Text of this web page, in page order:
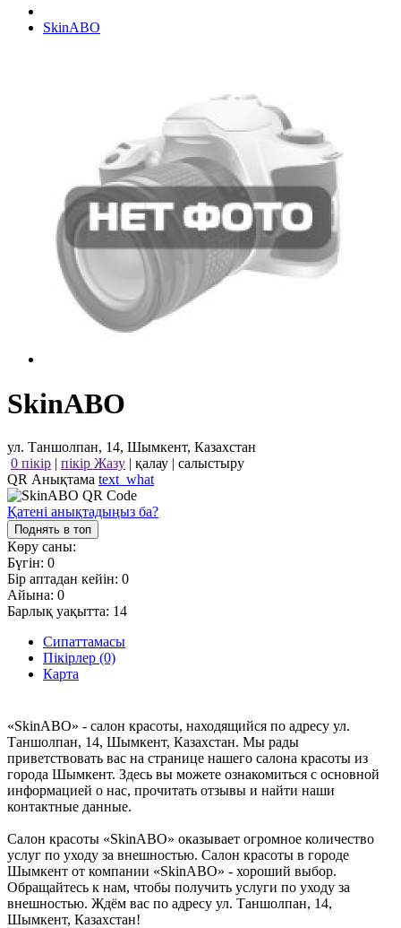
SkinABO
SkinABO
ул. Таншолпан, 14, Шымкент, Казахстан
0 пікір | пікір Жазу | қалау | салыстыру
QR Анықтама text_what
Қатені анықтадыңыз ба?
Поднять в топ
Көру саны:
Бүгін: 0
Бір аптадан кейін: 0
Айына: 0
Барлық уақытта: 14
Сипаттамасы
Пікірлер (0)
Карта
«SkinABO» - салон красоты, находящийся по адресу ул.
Таншолпан, 14, Шымкент, Казахстан. Мы рады
приветствовать вас на странице нашего салона красоты из
города Шымкент. Здесь вы можете ознакомиться с основной
информацией о нас, прочитать отзывы и найти наши
контактные данные.
Салон красоты «SkinABO» оказывает огромное количество
услуг по уходу за внешностью. Салон красоты в городе
Шымкент от компании «SkinABO» - хороший выбор.
Обращайтесь к нам, чтобы получить услуги по уходу за
внешностью. Ждём вас по адресу ул. Таншолпан, 14,
Шымкент, Казахстан!